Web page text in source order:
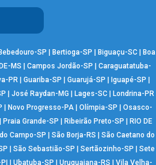
SP | Bertioga-SP | Biguaçu-SC| Boa
MS | Campos Jordão-SP | Caraguatatuba-
PR | Guariba-SP | Guarujá-SP | Iguapé-SP |
| José Raydan-MG | Lages-SC| Londrina-PR
| Novo Progresso-PA | Olímpia-SP | Osasco-
Praia Grande-SP | Ribeirão Preto-SP | RIO DE
Campo-SP | São Borja-RS | São Caetano do
| São Sebastião-SP | Sertãozinho-SP | Sete
| Ubatuba-SP | Uruguaiana-RS | Vila Velha-